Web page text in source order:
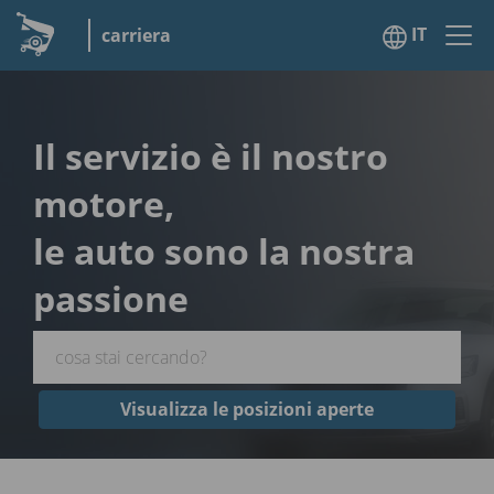
carriera IT
Il servizio è il nostro
motore,
le auto sono la nostra
passione
Visualizza le posizioni aperte